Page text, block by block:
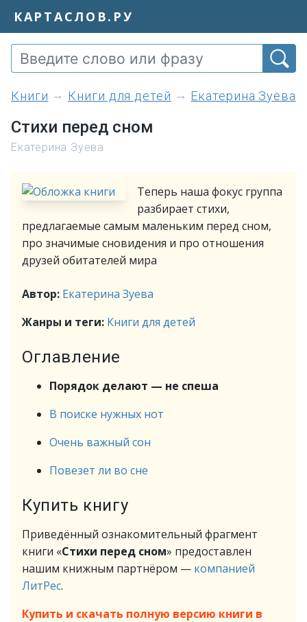
КАРТАСЛОВ.РУ
книги Книги для детей Екатерина Зуева
Стихи перед сном
Екатерина Зуева
Теперь наша фокус группа
разбирает стихи,
предлагаемые самым маленьким перед сном,
про значимые сновидения и про отношения
друзей обитателей мира
Автор: Екатерина Зуева
Жанры и теги: Книги для детей
Оглавление
Порядок делают — не спеша
В поиске нужных нот
Очень важный сон
Повезет ли во сне
Купить книгу
Приведённый ознакомительный фрагмент
книги «Стихи перед сном» предоставлен
нашим книжным партнёром — компанией
ЛитРес.
Купить и скачать полную версию книги в